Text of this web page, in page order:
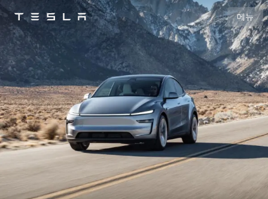
Tesla
Skip to main content
메뉴